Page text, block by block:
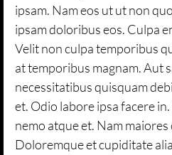
ipsam. Nam eos ut ut non
ipsam doloribus eos. Culpa
Velit non culpa temporibus
at temporibus magnam. Aut
necessitatibus quisquam
et. Odio labore ipsa facere
nemo atque et. Nam
Doloremque et cupiditate